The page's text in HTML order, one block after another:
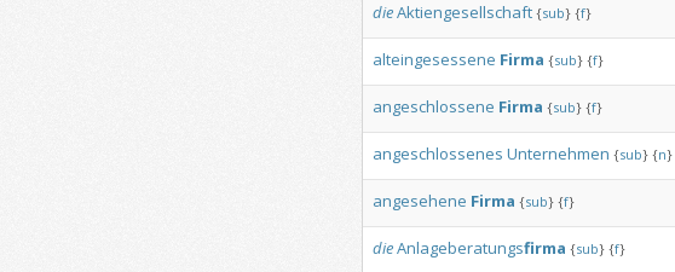
dieAktiengesellschaft {sub} {f}
alteingesessene Firma {sub} {f}
angeschlossene Firma {sub} {f}
angeschlossenes Unternehmen {sub} {n}
angesehene Firma {sub} {f}
dieAnlageberatungsfirma {sub} {f}